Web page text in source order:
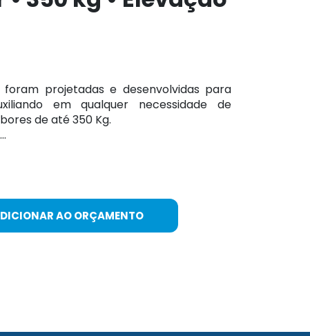
foram projetadas e desenvolvidas para
em qualquer necessidade de
de até 350 Kg.
ADICIONAR AO ORÇAMENTO